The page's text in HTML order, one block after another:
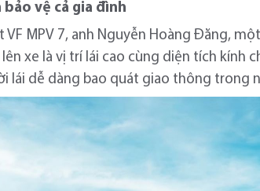
vệ cả gia đình
VF MPV 7, anh Nguyễn Hoàng Đăng,
xe là vị trí lái cao cùng diện tích kính
lái dễ dàng bao quát giao thông trong